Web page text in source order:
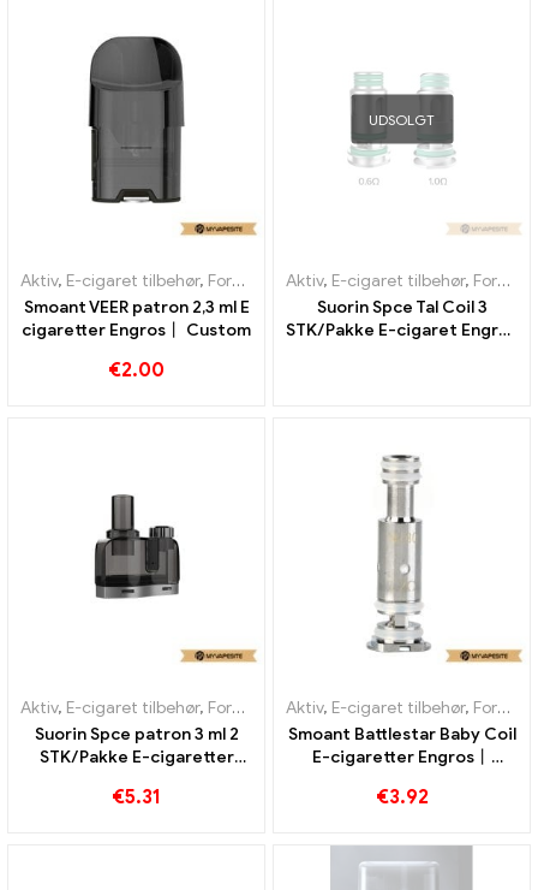
Aktiv, E-cigaret tilbehør, Fordamper
Smoant VEER patron 2,3 ml E
cigaretter Engros丨 Custom
€2.00
UDSOLGT
Aktiv, E-cigaret tilbehør, Fordamper
Suorin Spce Tal Coil 3
STK/Pakke E-cigaret Engros
Aktiv, E-cigaret tilbehør, Fordamper
Suorin Spce patron 3 ml 2
STK/Pakke E-cigaretter
€5.31
Aktiv, E-cigaret tilbehør, Fordamper
Smoant Battlestar Baby Coil
E-cigaretter Engros丨
€3.92